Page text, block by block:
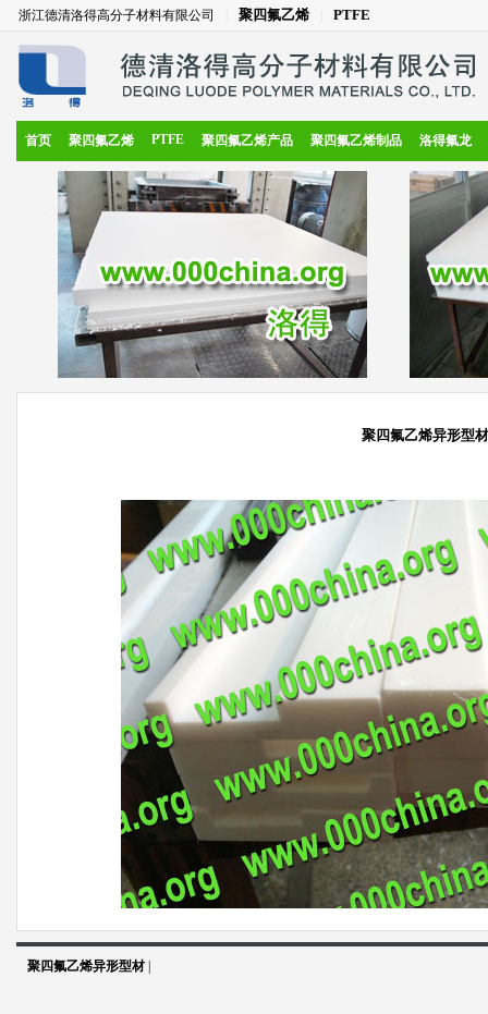
浙江德清洛得高分子材料有限公司 聚四氟乙烯 PTFE
首页 聚四氟乙烯 PTFE 聚四氟乙烯产品 聚四氟乙烯制品 洛得氟龙
聚四氟乙烯异形型材
聚四氟乙烯异形型材|